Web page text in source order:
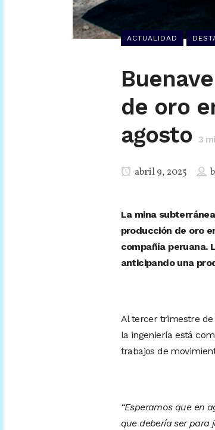
ACTUALIDAD
de oro
agosto 3
abril 9, 2025
La mina
producción de oro
compañía peruana.
anticipando una
Al tercer trimestre de
la ingeniería está
trabajos de
“Esperamos que en
que debería ser